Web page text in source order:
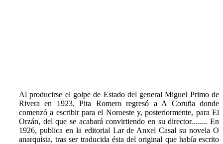
Al producirse el golpe de Estado del general Miguel Primo de
Rivera en 1923, Pita Romero regresó a A Coruña donde
comenzó a escribir para el Noroeste y, posteriormente, para El
Orzán, del que se acabará convirtiendo en su director........ En
1926, publica en la editorial Lar de Anxel Casal su novela O
anarquista, tras ser traducida ésta del original que había escrito